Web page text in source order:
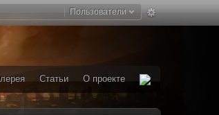
Пользователи
Статьи О проекте